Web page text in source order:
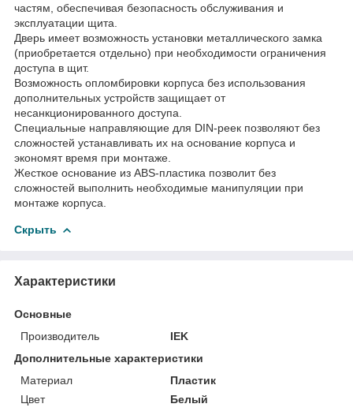
частям, обеспечивая безопасность обслуживания и
эксплуатации щита.
Дверь имеет возможность установки металлического замка
(приобретается отдельно) при необходимости ограничения
доступа в щит.
Возможность опломбировки корпуса без использования
дополнительных устройств защищает от
несанкционированного доступа.
Специальные направляющие для DIN-реек позволяют без
сложностей устанавливать их на основание корпуса и
экономят время при монтаже.
Жесткое основание из ABS-пластика позволит без
сложностей выполнить необходимые манипуляции при
монтаже корпуса.
Скрыть
Характеристики
Основные
Производитель
IEK
Дополнительные характеристики
Материал
Пластик
Цвет
Белый